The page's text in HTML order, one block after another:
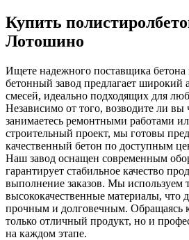
Купить
Лотошино
Ищете надежного поставщика
бетонный завод предлагает широкий
смесей, идеально подходящих для
Независимо от того, возводите ли вы
занимаетесь ремонтными работами
строительный проект, мы готовы
качественный бетон по доступным
Наш завод оснащен современным
гарантирует стабильное качество
выполнение заказов. Мы используем
высококачественные материалы, что
прочным и долговечным. Обращаясь
только отличный продукт, но и
на каждом этапе.